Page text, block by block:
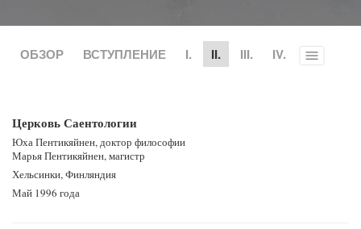
ОБЗОР ВСТУПЛЕНИЕ I. II. III. IV. Toggle
Церковь Саентологии
Юха Пентикяйнен, доктор философии
Марья Пентикяйнен, магистр
Хельсинки, Финляндия
Май 1996 года